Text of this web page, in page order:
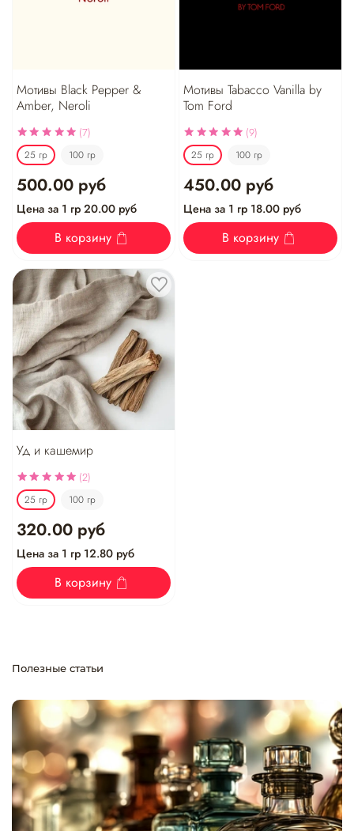
Мотивы Black Pepper &
Amber, Neroli
(7)
25 гр 100 гр
500.00 руб
Цена за 1 гр 20.00 руб
В корзину
Мотивы Tabacco Vanilla by
Tom Ford
(9)
25 гр 100 гр
450.00 руб
Цена за 1 гр 18.00 руб
В корзину
Уд и кашемир
(2)
25 гр 100 гр
320.00 руб
Цена за 1 гр 12.80 руб
В корзину
Полезные статьи